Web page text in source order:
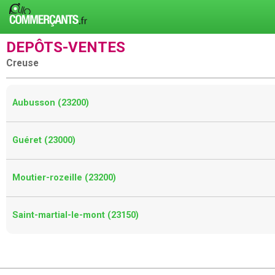
DEPÔTS-VENTES
Creuse
Aubusson (23200)
Guéret (23000)
Moutier-rozeille (23200)
Saint-martial-le-mont (23150)